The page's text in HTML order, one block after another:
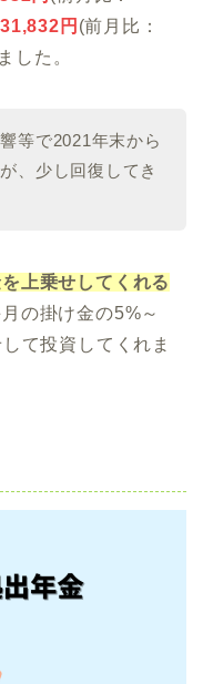
円 (前月比：
した。
等で2021年末から
、少し回復してき
上乗せしてくれる
の掛け金の5%～
て投資してくれま